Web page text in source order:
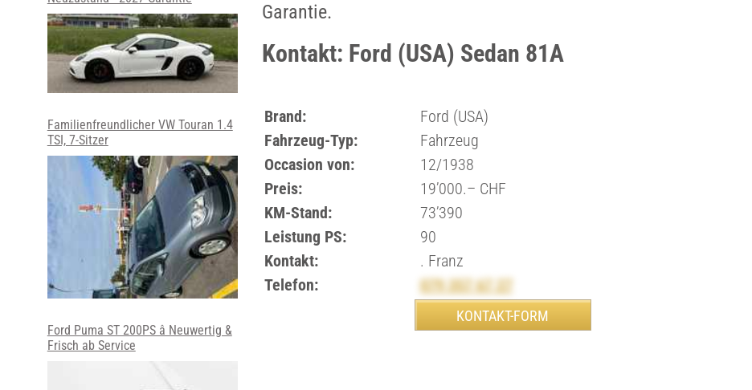
Garantie.
Kontakt: Ford (USA) Sedan 81A
Brand:
Ford (USA)
Fahrzeug-Typ:
Fahrzeug
Occasion von:
12/1938
Preis:
19’000.– CHF
KM-Stand:
73’390
Leistung PS:
90
Kontakt:
. Franz
Telefon:
079 357 67 27
Familienfreundlicher VW Touran 1.4
TSI, 7-Sitzer
Ford Puma ST 200PS â Neuwertig &
Frisch ab Service